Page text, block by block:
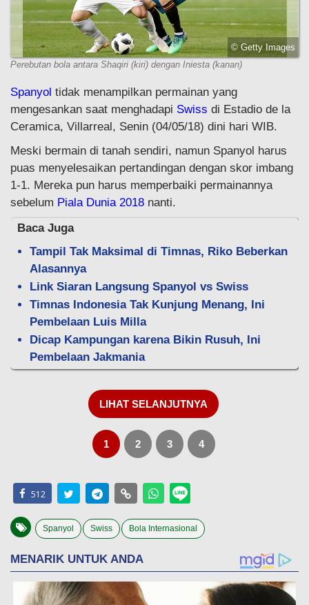
© Getty Images
Perebutan bola antara Shaqiri (kiri) dengan Iniesta (kanan)
Spanyol tidak menampilkan permainan yang
mengesankan saat menghadapi Swiss di Estadio de la
Ceramica, Villarreal, Senin (04/05/18) dini hari WIB.
Meski bermain di tanah sendiri, namun Spanyol harus
puas menyelesaikan pertandingan dengan skor imbang
1-1. Mereka pun harus memperbaiki permainannya
sebelum Piala Dunia 2018 nanti.
Baca Juga
Tampil Tak Maksimal di Timnas, Riko Beberkan
Alasannya
Link Siaran Langsung Spanyol vs Swiss
Timnas Indonesia Tak Kunjung Menang, Ini
Pembelaan Luis Milla
Dicap Kampungan karena Bikin Rusuh, Ini
Pembelaan Jakmania
LIHAT SELANJUTNYA
1 2 3 4
512
Spanyol Swiss Bola Internasional